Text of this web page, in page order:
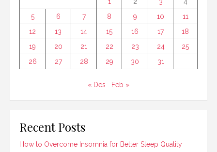
1
2 3
4
5
6 7 8 9 10
11
12
13 14 15 16 17
18
19
20 21 22 23 24
25
26
27 28 29 30 31
« Des Feb »
Recent Posts
How to Overcome Insomnia for Better Sleep Quality